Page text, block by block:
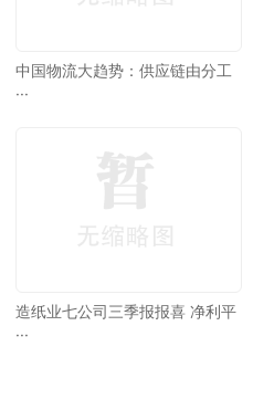
中国物流大趋势：供应链由分工
···
造纸业七公司三季报报喜 净利平
···